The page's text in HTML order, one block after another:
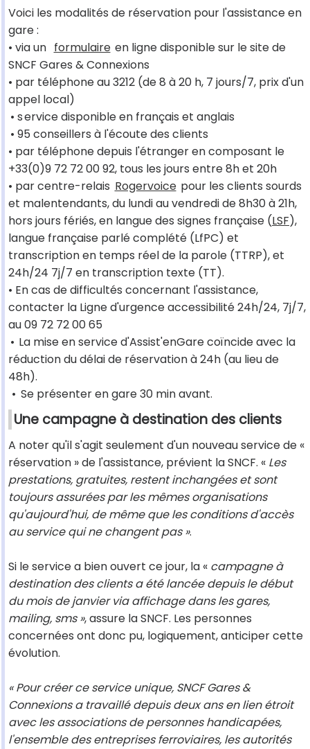
Voici les modalités de réservation pour l'assistance en
gare :
• via un formulaire en ligne disponible sur le site de
SNCF Gares & Connexions
• par téléphone au 3212 (de 8 à 20 h, 7 jours/7, prix d'un
appel local)
• service disponible en français et anglais
• 95 conseillers à l'écoute des clients
• par téléphone depuis l'étranger en composant le
+33(0)9 72 72 00 92, tous les jours entre 8h et 20h
• par centre-relais Rogervoice pour les clients sourds
et malentendants, du lundi au vendredi de 8h30 à 21h,
hors jours fériés, en langue des signes française (LSF),
langue française parlé complété (LfPC) et
transcription en temps réel de la parole (TTRP), et
24h/24 7j/7 en transcription texte (TT).
• En cas de difficultés concernant l'assistance,
contacter la Ligne d'urgence accessibilité 24h/24, 7j/7,
au 09 72 72 00 65
• La mise en service d'Assist'enGare coïncide avec la
réduction du délai de réservation à 24h (au lieu de
48h).
• Se présenter en gare 30 min avant.
Une campagne à destination des clients
A noter qu'il s'agit seulement d'un nouveau service de «
réservation » de l'assistance, prévient la SNCF. « Les
prestations, gratuites, restent inchangées et sont
toujours assurées par les mêmes organisations
qu'aujourd'hui, de même que les conditions d'accès
au service qui ne changent pas ».
Si le service a bien ouvert ce jour, la « campagne à
destination des clients a été lancée depuis le début
du mois de janvier via affichage dans les gares,
mailing, sms », assure la SNCF. Les personnes
concernées ont donc pu, logiquement, anticiper cette
évolution.
« Pour créer ce service unique, SNCF Gares &
Connexions a travaillé depuis deux ans en lien étroit
avec les associations de personnes handicapées,
l'ensemble des entreprises ferroviaires, les autorités